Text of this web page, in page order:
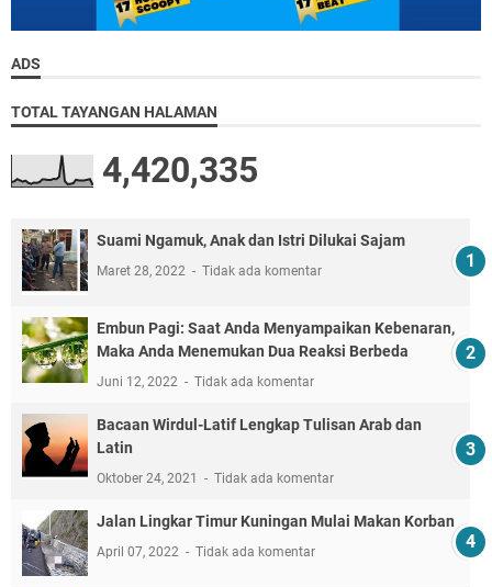
ADS
TOTAL TAYANGAN HALAMAN
4,420,335
Suami Ngamuk, Anak dan Istri Dilukai Sajam
Maret 28, 2022 Tidak ada komentar
Embun Pagi: Saat Anda Menyampaikan Kebenaran,
Maka Anda Menemukan Dua Reaksi Berbeda
Juni 12, 2022 Tidak ada komentar
Bacaan Wirdul-Latif Lengkap Tulisan Arab dan
Latin
Oktober 24, 2021 Tidak ada komentar
Jalan Lingkar Timur Kuningan Mulai Makan Korban
April 07, 2022 Tidak ada komentar